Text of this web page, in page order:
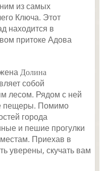
из самых
Ключа. Этот
находится в
притоке Адова
Долина
собой
лесом. Рядом с ней
пещеры. Помимо
города
и пешие прогулки
Приехав в
уверены, скучать вам